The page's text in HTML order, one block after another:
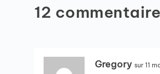
12
Gregory sur 11